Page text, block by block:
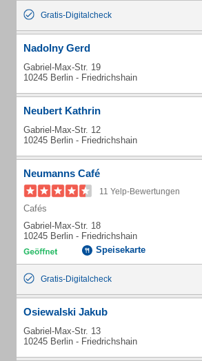
Gratis-Digitalcheck
Nadolny Gerd
Gabriel-Max-Str. 19
10245 Berlin - Friedrichshain
Neubert Kathrin
Gabriel-Max-Str. 12
10245 Berlin - Friedrichshain
Neumanns Café
11 Yelp-Bewertungen
Cafés
Gabriel-Max-Str. 18
10245 Berlin - Friedrichshain
Speisekarte
Gratis-Digitalcheck
Osiewalski Jakub
Gabriel-Max-Str. 13
10245 Berlin - Friedrichshain